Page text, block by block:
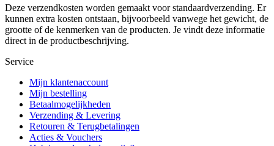
Deze verzendkosten worden gemaakt voor standaardverzending. Er
kunnen extra kosten ontstaan, bijvoorbeeld vanwege het gewicht, de
grootte of de kenmerken van de producten. Je vindt deze informatie
direct in de productbeschrijving.
Service
Mijn klantenaccount
Mijn bestelling
Betaalmogelijkheden
Verzending & Levering
Retouren & Terugbetalingen
Acties & Vouchers